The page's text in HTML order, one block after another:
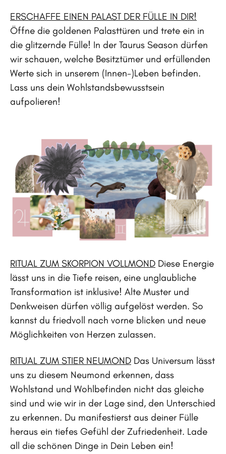
ERSCHAFFE EINEN PALAST DER FÜLLE IN DIR!
Öffne die goldenen Palasttüren und trete ein in
die glitzernde Fülle! In der Taurus Season dürfen
wir schauen, welche Besitztümer und erfüllenden
Werte sich in unserem (Innen-)Leben befinden.
Lass uns dein Wohlstandsbewusstsein
aufpolieren!
RITUAL ZUM SKORPION VOLLMOND Diese Energie
lässt uns in die Tiefe reisen, eine unglaubliche
Transformation ist inklusive! Alte Muster und
Denkweisen dürfen völlig aufgelöst werden. So
kannst du friedvoll nach vorne blicken und neue
Möglichkeiten von Herzen zulassen.
RITUAL ZUM STIER NEUMOND Das Universum lässt
uns zu diesem Neumond erkennen, dass
Wohlstand und Wohlbefinden nicht das gleiche
sind und wie wir in der Lage sind, den Unterschied
zu erkennen. Du manifestierst aus deiner Fülle
heraus ein tiefes Gefühl der Zufriedenheit. Lade
all die schönen Dinge in Dein Leben ein!